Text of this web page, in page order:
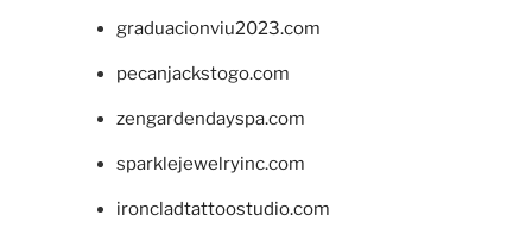
graduacionviu2023.com
pecanjackstogo.com
zengardendayspa.com
sparklejewelryinc.com
ironcladtattoostudio.com